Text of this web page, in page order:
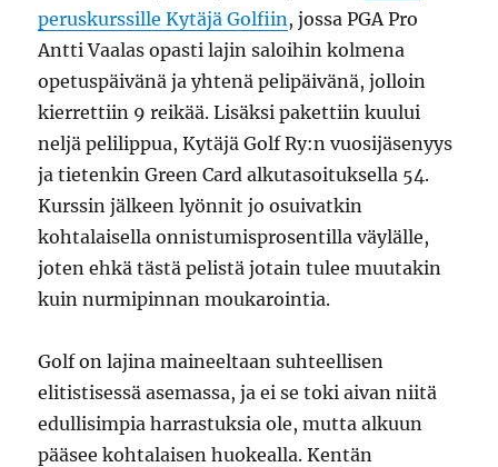
peruskurssille Kytäjä Golfiin, jossa PGA Pro
Antti Vaalas opasti lajin saloihin kolmena
opetuspäivänä ja yhtenä pelipäivänä, jolloin
kierrettiin 9 reikää. Lisäksi pakettiin kuului
neljä pelilippua, Kytäjä Golf Ry:n vuosijäsenyys
ja tietenkin Green Card alkutasoituksella 54.
Kurssin jälkeen lyönnit jo osuivatkin
kohtalaisella onnistumisprosentilla väylälle,
joten ehkä tästä pelistä jotain tulee muutakin
kuin nurmipinnan moukarointia.
Golf on lajina maineeltaan suhteellisen
elitistisessä asemassa, ja ei se toki aivan niitä
edullisimpia harrastuksia ole, mutta alkuun
pääsee kohtalaisen huokealla. Kentän